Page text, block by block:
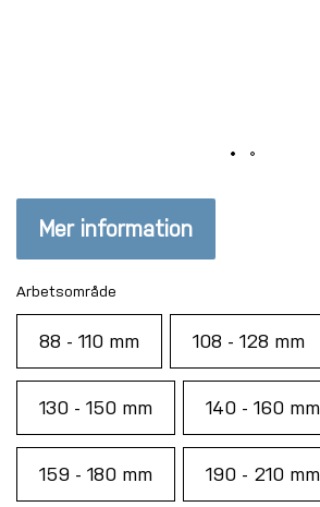
Mer information
Arbetsområde
88 - 110 mm 108 - 128 mm
130 - 150 mm 140 - 160 mm
159 - 180 mm 190 - 210 mm